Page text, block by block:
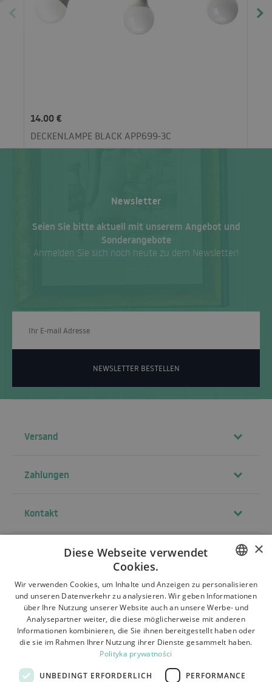
14.00 €
DECKENLAMPE BLACK APP699-3C
Newsletter
Seien Sie bitte aktuell mit unserem Angebot und
Sonderangebote
Anmelden Sie sich noch heute zu dem Newsletter!
NEWSLETTER BESTELLEN
Versand
Zahlungen
Kontakt
Allgemeine Geschäftsbedingungen
Rückerstattung und Garantie
Kontakt
POLISH
CZECH
FRENCH
×
Diese Webseite verwendet
Cookies.
Wir verwenden Cookies, um Inhalte und Anzeigen zu personalisieren
und unseren Datenverkehr zu analysieren. Wir geben Informationen
über Ihre Nutzung unserer Website auch an unsere Werbe- und
Analysepartner weiter, die diese möglicherweise mit anderen
Informationen kombinieren, die Sie ihnen bereitgestellt haben oder
die sie im Rahmen Ihrer Nutzung ihrer Dienste gesammelt haben.
Polityka prywatności
UNBEDINGT ERFORDERLICH PERFORMANCE